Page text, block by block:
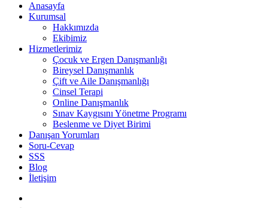
Anasayfa
Kurumsal
Hakkımızda
Ekibimiz
Hizmetlerimiz
Çocuk ve Ergen Danışmanlığı
Bireysel Danışmanlık
Çift ve Aile Danışmanlığı
Cinsel Terapi
Online Danışmanlık
Sınav Kaygısını Yönetme Programı
Beslenme ve Diyet Birimi
Danışan Yorumları
Soru-Cevap
SSS
Blog
İletişim